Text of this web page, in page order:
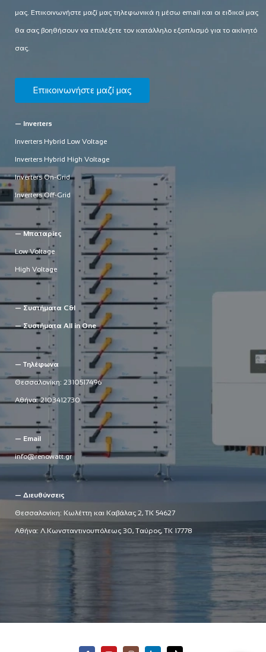
μας. Επικοινωνήστε μαζί μας τηλεφωνικά η μέσω email και οι ειδικοί μας
θα σας βοηθήσουν να επιλέξετε τον κατάλληλο εξοπλισμό για το ακίνητό
σας.
Επικοινωνήστε μαζί μας
— Inverters
Inverters Hybrid Low Voltage
Inverters Hybrid High Voltage
Inverters On-Grid
Inverters Off-Grid
— Μπαταρίες
Low Voltage
High Voltage
— Συστήματα C&I
— Συστήματα All in One
— Τηλέφωνα
Θεσσαλονίκη: 2310517496
Αθήνα:2103412730
— Email
info@renowatt.gr
— Διευθύνσεις
Θεσσαλονίκη: Κωλέττη και Καβάλας 2, ΤΚ 54627
Αθήνα: Λ.Κωνσταντινουπόλεως 30, Ταύρος, ΤΚ 17778